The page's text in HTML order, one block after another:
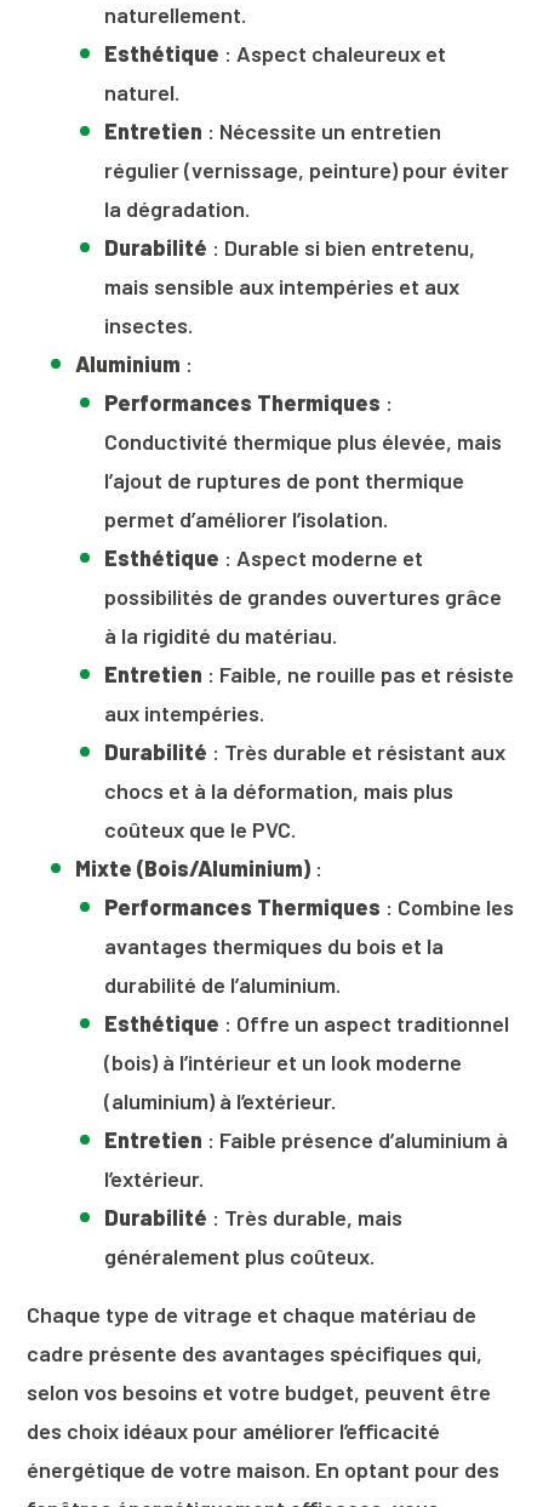
naturellement.
Esthétique : Aspect chaleureux et
naturel.
Entretien : Nécessite un entretien
régulier (vernissage, peinture) pour éviter
la dégradation.
Durabilité : Durable si bien entretenu,
mais sensible aux intempéries et aux
insectes.
Aluminium :
Performances Thermiques :
Conductivité thermique plus élevée, mais
l’ajout de ruptures de pont thermique
permet d’améliorer l’isolation.
Esthétique : Aspect moderne et
possibilités de grandes ouvertures grâce
à la rigidité du matériau.
Entretien : Faible, ne rouille pas et résiste
aux intempéries.
Durabilité : Très durable et résistant aux
chocs et à la déformation, mais plus
coûteux que le PVC.
Mixte (Bois/Aluminium) :
Performances Thermiques : Combine les
avantages thermiques du bois et la
durabilité de l’aluminium.
Esthétique : Offre un aspect traditionnel
(bois) à l’intérieur et un look moderne
(aluminium) à l’extérieur.
Entretien : Faible présence d’aluminium à
l’extérieur.
Durabilité : Très durable, mais
généralement plus coûteux.
Chaque type de vitrage et chaque matériau de
cadre présente des avantages spécifiques qui,
selon vos besoins et votre budget, peuvent être
des choix idéaux pour améliorer l’efficacité
énergétique de votre maison. En optant pour des